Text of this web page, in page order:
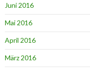
Juni 2016
Mai 2016
April 2016
März 2016